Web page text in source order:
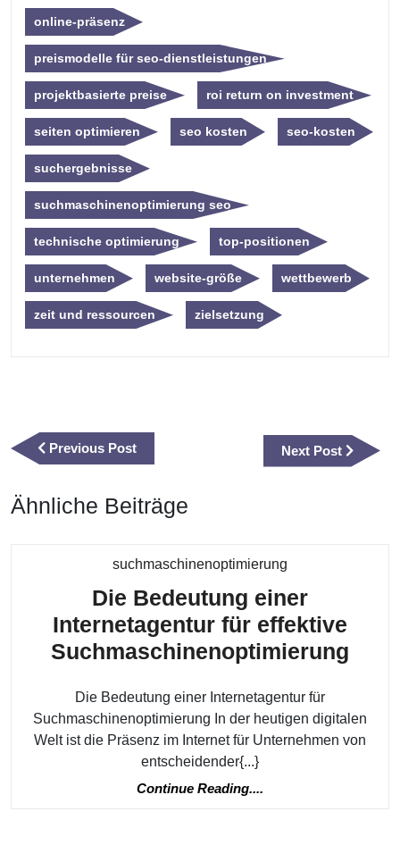
online-präsenz
preismodelle für seo-dienstleistungen
projektbasierte preise roi return on investment
seiten optimieren seo kosten seo-kosten
suchergebnisse
suchmaschinenoptimierung seo
technische optimierung top-positionen
unternehmen website-größe wettbewerb
zeit und ressourcen zielsetzung
Previous PostPrevious
Post
Next Post
Next
Post
Ähnliche Beiträge
suchmaschinenoptimierung
Die Bedeutung einer
Internetagentur für effektive
Suchmaschinenoptimierung
Die Bedeutung einer Internetagentur für
Suchmaschinenoptimierung In der heutigen digitalen
Welt ist die Präsenz im Internet für Unternehmen von
entscheidender{...}
Continue Reading....